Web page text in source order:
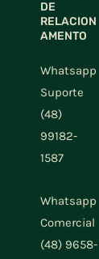
DE
RELACION
AMENTO
Whatsapp
Suporte
(48)
99182-
1587
Whatsapp
Comercial
(48) 9658-